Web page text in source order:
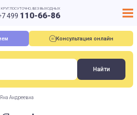
КРУГЛОСУТОЧНО, БЕЗ ВЫХОДНЫХ
499 110-66-86
Консультация онлайн
Андреевна